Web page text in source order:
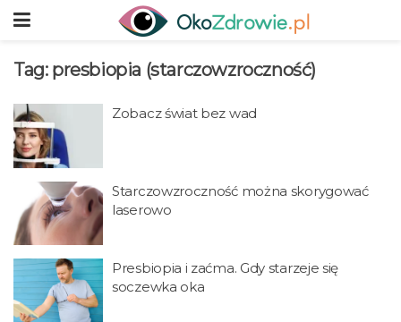
Tag: presbiopia (starczowzroczność)
Zobacz świat bez wad
Starczowzroczność można skorygować
laserowo
Presbiopia i zaćma. Gdy starzeje się
soczewka oka